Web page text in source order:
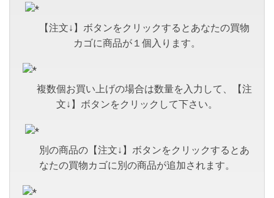
【注文↓】ボタンをクリックするとあなたの買物
カゴに商品が１個入ります。
複数個お買い上げの場合は数量を入力して、【注
文↓】ボタンをクリックして下さい。
別の商品の【注文↓】ボタンをクリックするとあ
なたの買物カゴに別の商品が追加されます。